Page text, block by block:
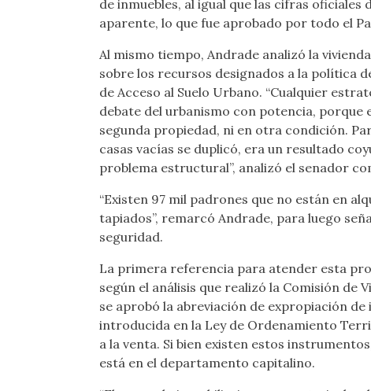
de inmuebles, al igual que las cifras oficiales
aparente, lo que fue aprobado por todo el
Al mismo tiempo, Andrade analizó la
sobre los recursos designados a la política
de Acceso al Suelo Urbano. “Cualquier
debate del urbanismo con potencia, porque
segunda propiedad, ni en otra condición.
casas vacías se duplicó, era un resultado
problema estructural”, analizó el senador
“Existen 97 mil padrones que no están en
tapiados”, remarcó Andrade, para luego
seguridad.
La primera referencia para atender esta
según el análisis que realizó la Comisión
se aprobó la abreviación de expropiación de
introducida en la Ley de Ordenamiento
a la venta. Si bien existen estos
está en el departamento capitalino.